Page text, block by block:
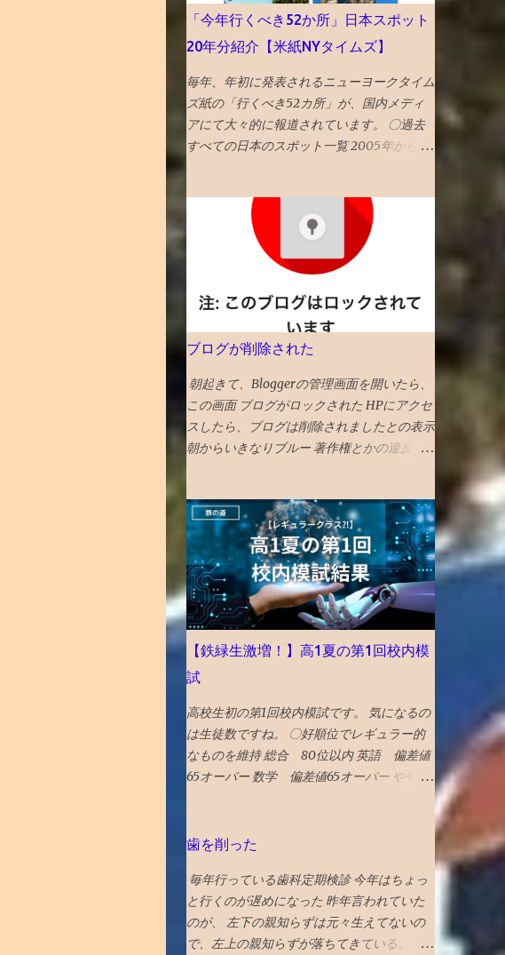
答としては、「偏差値１上がる」です。 ◆6
年前期平均偏差値が68以上だった者の後期
平均偏差値 73→74 72→73 71→73 70→73
70→70 69→72 69→70 68→72 68→72
68→70 68→69 68→69 ◆6年前期平均偏差
値67の人の6年後期の平均偏差値の実例
67→70 67→69 67→68 67→68 67→68
67→68 67→67 67→67 67→67 67→67 67→67
んな感じかと 「 4年夏入塾偏差値42から1年
間で成績どうなるか」 へ
「今年行くべき52か所」日本スポット
20年分紹介【米紙NYタイムズ】
毎年、年初に発表されるニューヨークタイム
ズ紙の「行くべき52カ所」が、国内メディ
アにて大々的に報道されています。 〇過去
すべての日本のスポット一覧 2005年から発
スポットを一覧で振り返ってみました。 （1
年間の週の数である「 52 」か所に固定され
たのは2014年から。） 〇2026年 17位 長
崎 核の脅威が再度クローズアップされた時
流を踏まえ、完全に破壊された広島と異な
り、市中心部が幸運にも残された長崎を’粘
り強く立ち直る都市’として選出。 駅前再開
発 の完成、大徳寺の 大クス 、 カステラ本家
福砂屋 、 コーヒー富士男 のミルクセーキ、
ジャズ喫茶マイルストーン、 グラバー園 、
梅ヶ枝 焼餅 きく水 を紹介。 46位 沖
縄 国際イベントや災害復興の観点を踏まえ
介。 秋まで待てない人は、 琉球ランタンフ
ェスティバル や 伊江島ゆり祭り へ！とのこ
と 全文読めるギフトリンク2026記事 〇2025
年 30位 富山 出典：NYタイムズHP 2025
年に行くべき旅行先の 30番目に能登の玄関
口 であり地震豪雨災害からの復興として観
化豊かで飯うまく、すいてるよ！ との触れ
込みです。 ガラス美術館 、おわら風の盆ま
してワインバーのアルプ、おでん屋さんの飛
騨、カレー屋のスズキーマ、珈琲駅ブルート
レイン、ジャズバーのハナミズキノヘヤを紹
介。 （下記ギフトリンクの記事中にグーグ
の観点を踏まえているとのことです。 38
位 大阪 食と商のまち大阪の革新的プロジ
ェクトとして、 グラングリーン 大阪（公
園）を紹介。 ウォルドール・アストリアホ
テル、フォーシーズンズホテル、万博の開催
ブログが削除された
朝起きて、Bloggerの管理画面を開いたら、
この画面 ブログがロックされた HPにアクセ
スしたら、ブログは削除されましたとの表示
朝からいきなりブルー 著作権とかの違反
がわかない。 メールでの通知も来ていて、
マルウェアのポリシー違反とかいてある そ
んなものを作成する技術力もないのだが、
貼った写真に何か埋め込まれていたのか、
htmlコードを貼り付けたので何か入ってい
たのか と一瞬思ったが、 そもそも記事作成
画面に一切アクセスできないので、修正もで
きないため、放置。 データ全部とんだと思
いブルーな気分。 最近は見た映画の備忘録
と化していたが、備忘録がなくなると困る。
ケチらずにワードプレスにしておくべきだっ
たかと若干後悔 昼飯食いながらネットで調
べる どうやら、Googleのボットが自動で巡
過ぎ、メールが届いて ブログ復活させたと
の通知 急ぎ管理画面にアクセスし、バック
アップを出力・保存した
【鉄緑生激増！】高1夏の第1回校内模
試
高校生初の第1回校内模試です。 気になるの
は生徒数ですね。 〇好順位でレギュラー的
なものを維持 総合 80位以内 英語 偏差値
65オーバー 数学 偏差値65オーバー やや数
ないですが、選抜クラスに入れました。 つ
と言えます。 夏期講習を英数両方受講した
のも、好要因でしょう。 なにしろ、応用ク
ラスの季節 講習は校内模試の過去問をやる
ので、受講した方が圧倒的に有利です。 〇
歯を削った
毎年行っている歯科定期検診 今年はちょっ
と行くのが遅めになった 昨年言われていた
のが、 左下の親知らずは元々生えてないの
で、左上の親知らずが落ちてきている。 す